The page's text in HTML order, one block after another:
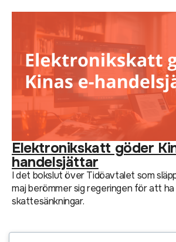
Elektronikskatt göder
handelsjättar
I det bokslut över Tidöavtalet som
maj berömmer sig regeringen för att
skattesänkningar.